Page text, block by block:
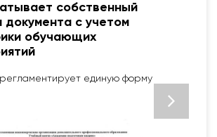
собственный
документа с учетом
обучающих
единую форму